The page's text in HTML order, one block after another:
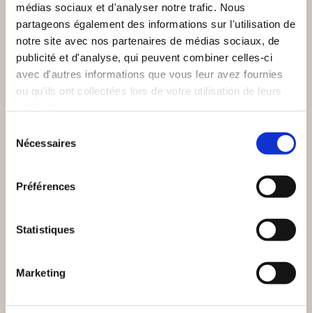
médias sociaux et d'analyser notre trafic. Nous
partageons également des informations sur l'utilisation de
notre site avec nos partenaires de médias sociaux, de
publicité et d'analyse, qui peuvent combiner celles-ci
avec d'autres informations que vous leur avez fournies
ou qu'ils ont collectées lors de votre utilisation de leurs
Nécessaires
Préférences
Statistiques
Marketing
D'OMBRE ET DE
Poésies
(0 avis)
AD APOLOGUM